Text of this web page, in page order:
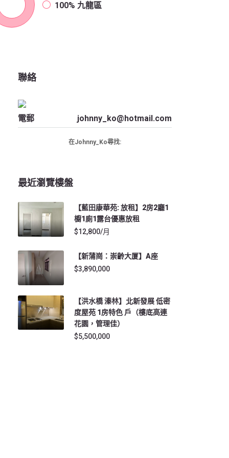
100% 九龍區
聯絡
電郵 johnny_ko@hotmail.com
在Johnny_Ko尋找:
最近瀏覽樓盤
【藍田康華苑: 放租】2房2廳1
櫥1廁1露台優惠放租
$12,800/月
【新蒲崗：崇齡大厦】A座
$3,890,000
【洪水橋 溱林】北新發展 低密
度屋苑 1房特色 戶（樓底高連
花園，管理佳）
$5,500,000